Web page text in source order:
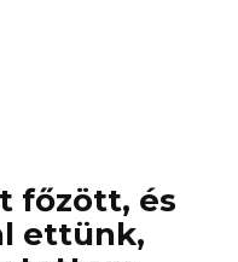
főzött, és
ettünk,